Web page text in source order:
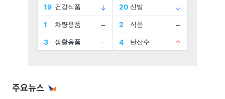
주요뉴스